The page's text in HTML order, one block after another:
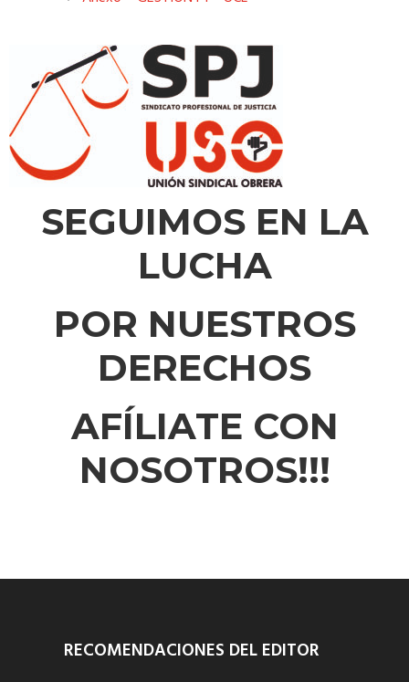
SEGUIMOS EN LA
LUCHA
POR NUESTROS
DERECHOS
AFÍLIATE CON
NOSOTROS!!!
RECOMENDACIONES DEL EDITOR